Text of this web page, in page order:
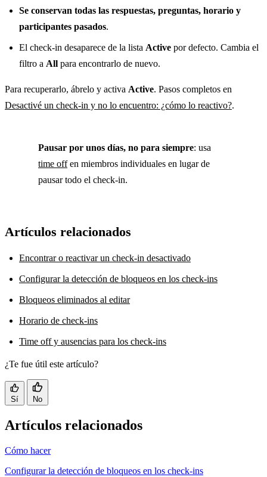
Se conservan todas las respuestas, preguntas, horario y
participantes pasados.
El check-in desaparece de la lista Active por defecto. Cambia el
filtro a All para encontrarlo de nuevo.
Para recuperarlo, ábrelo y activa Active. Pasos completos en
Desactivé un check-in y no lo encuentro: ¿cómo lo reactivo?.
Pausar por unos días, no para siempre: usa
time offen miembros individuales en lugar de
pausar todo el check-in.
Artículos relacionados
Encontrar o reactivar un check-in desactivado
Configurar la detección de bloqueos en los check-ins
Bloqueos eliminados al editar
Horario de check-ins
Time off y ausencias para los check-ins
¿Te fue útil este artículo?
Sí No
Artículos relacionados
Cómo hacer
Configurar la detección de bloqueos en los check-ins